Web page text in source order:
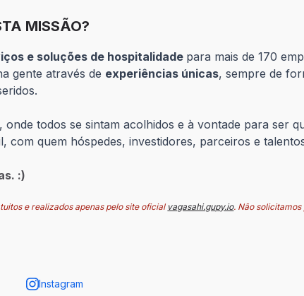
MISSÃO?
e soluções de hospitalidade para mais de 170
gente através de experiências únicas, sempre de
todos se sintam acolhidos e à vontade para ser
com quem hóspedes, investidores, parceiros e
:)
e realizados apenas pelo site oficial vagasahi.gupy.io. Não
Instagram